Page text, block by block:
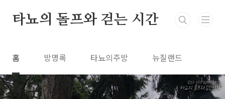
타뇨의 돌프와 걷는 시간
홈 방명록 타뇨의주방 뉴질랜드